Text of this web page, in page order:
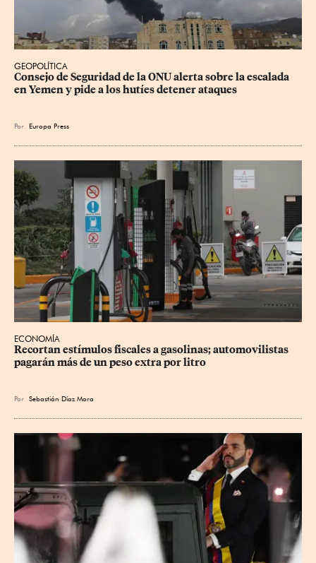
GEOPOLÍTICA
Consejo de Seguridad de la ONU alerta sobre la escalada
en Yemen y pide a los hutíes detener ataques
Por Europa Press
ECONOMÍA
Recortan estímulos fiscales a gasolinas; automovilistas
pagarán más de un peso extra por litro
Por Sebastián Díaz Mora